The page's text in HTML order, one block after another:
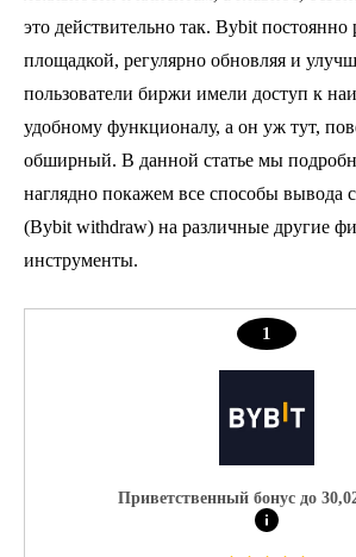
это действительно так. Bybit постоянно
площадкой, регулярно обновляя и
пользователи биржи имели доступ к
удобному функционалу, а он уж тут,
обширный. В данной статье мы
наглядно покажем все способы вывода
(Bybit withdraw) на различные другие
инструменты.
1
Приветственный бонуc до